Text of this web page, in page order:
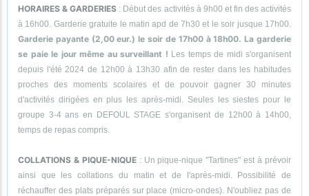
HORAIRES & GARDERIES : Début des activités à 9h00 et fin des activités
à 16h00. Garderie gratuite le matin apd de 7h30 et le soir jusque 17h00.
Garderie payante (2,00 eur.) le soir de 17h00 à 18h00. La garderie
se paie le jour même au surveillant ! Les temps de midi s'organisent
depuis l'été 2024 de 12h00 à 13h30 afin de rester dans les habitudes
proches des moments scolaires et de pouvoir gagner 30 minutes
d'activités dirigées en plus les après-midi. Seules les siestes pour le
groupe 3-4 ans en DEFOUL STAGE s'organisent de 12h00 à 14h00,
temps de repas compris.
COLLATIONS & PIQUE-NIQUE: Un pique-nique "Tartines" est à prévoir
ainsi que les collations du matin et de l'après-midi. Possibilité de
réchauffer des plats préparés sur place (micro-ondes). N'oubliez pas de